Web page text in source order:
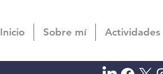
Inicio Sobre mí Actividades